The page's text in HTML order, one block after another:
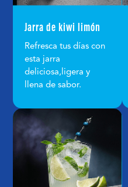
Jarra de kiwi limón
Refresca tus días con
esta jarra
deliciosa,ligera y
llena de sabor.